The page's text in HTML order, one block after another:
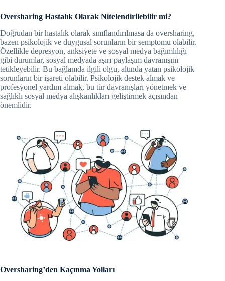
Oversharing Hastalık Olarak Nitelendirilebilir mi?
Doğrudan bir hastalık olarak sınıflandırılmasa da oversharing,
bazen psikolojik ve duygusal sorunların bir semptomu olabilir.
Özellikle depresyon, anksiyete ve sosyal medya bağımlılığı
gibi durumlar, sosyal medyada aşırı paylaşım davranışını
tetikleyebilir. Bu bağlamda ilgili olgu, altında yatan psikolojik
sorunların bir işareti olabilir. Psikolojik destek almak ve
profesyonel yardım almak, bu tür davranışları yönetmek ve
sağlıklı sosyal medya alışkanlıkları geliştirmek açısından
önemlidir.
Oversharing’den Kaçınma Yolları